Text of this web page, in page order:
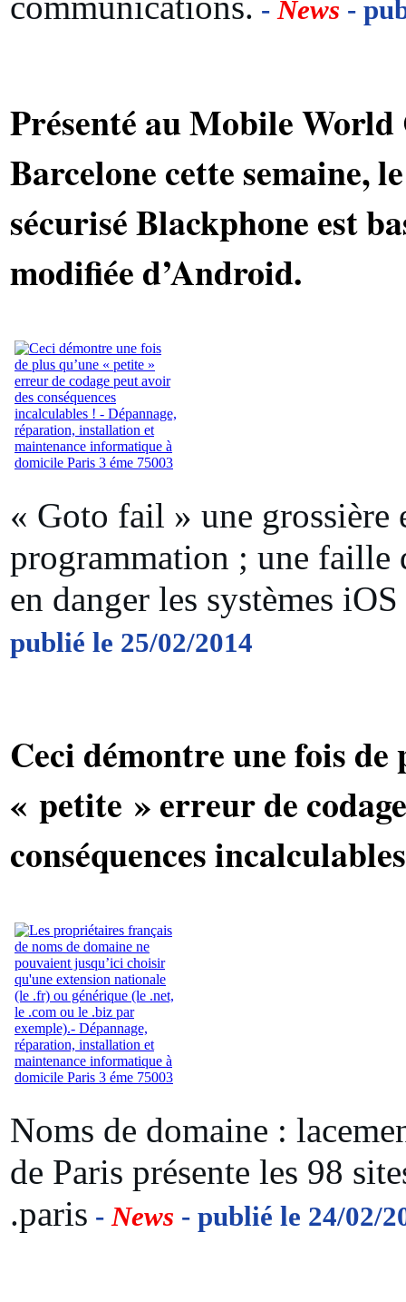
- News -
Présenté au Mobile World
Barcelone cette semaine,
sécurisé Blackphone est
modifiée d’Android.
« Goto fail » une grossière
programmation ; une faille
en danger les systèmes
publié le 25/02/2014
Ceci démontre une fois de
« petite » erreur de
conséquences
Noms de domaine :
de Paris présente les 98
.paris - News - publié le 24/02/